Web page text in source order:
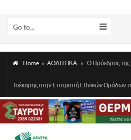
Go to...
Home » ΑΘΛΗΤΙΚΑ » Ο Πρόεδρος
Τσέκαρης στην Επιτροπή Εθνικών Ομάδων